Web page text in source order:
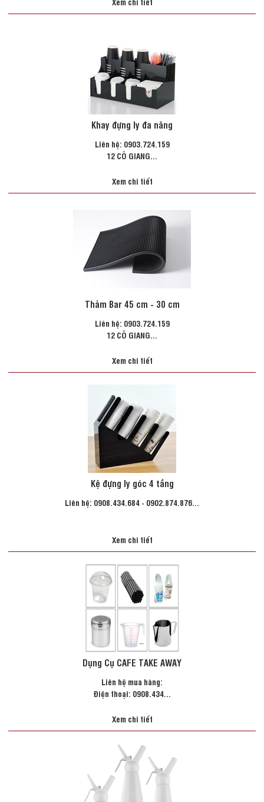
Khay đựng ly đa năng
Liên hệ: 0903.724.159
12 CÔ GIANG...
Xem chi tiết
Thảm Bar 45 cm - 30 cm
Liên hệ: 0903.724.159
12 CÔ GIANG...
Xem chi tiết
Kệ đựng ly góc 4 tầng
Liên hệ: 0908.434.684 - 0902.874.876...
Xem chi tiết
Dụng Cụ CAFE TAKE AWAY
Liên hệ mua hàng:
Điện thoại: 0908.434...
Xem chi tiết